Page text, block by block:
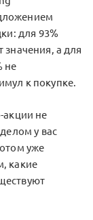
для 93%
значения, а для
не
к покупке.
акции не
у вас
уже
какие